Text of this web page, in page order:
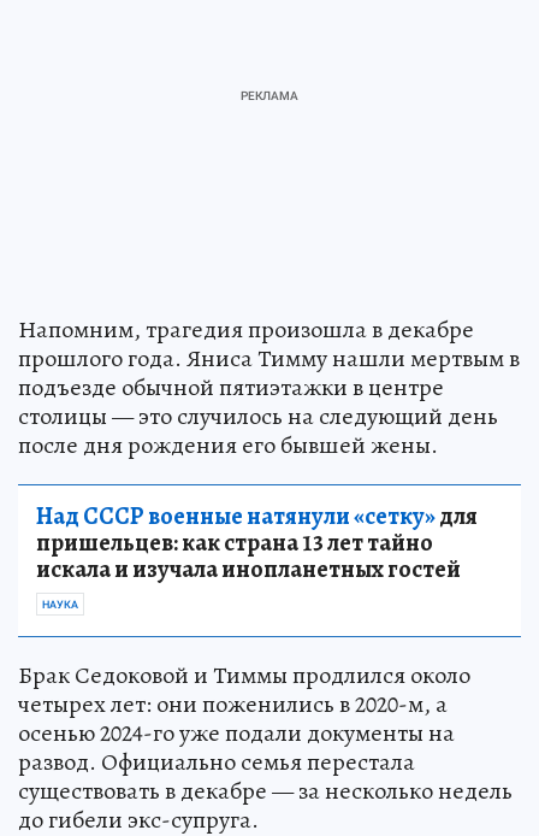
Напомним, трагедия произошла в декабре
прошлого года. Яниса Тимму нашли мертвым в
подъезде обычной пятиэтажки в центре
столицы — это случилось на следующий день
после дня рождения его бывшей жены.
Над СССР военные натянули «сетку»для
пришельцев: как страна 13 лет тайно
искала и изучала инопланетных гостей
НАУКА
Брак Седоковой и Тиммы продлился около
четырех лет: они поженились в 2020-м, а
осенью 2024-го уже подали документы на
развод. Официально семья перестала
существовать в декабре — за несколько недель
до гибели экс-супруга.